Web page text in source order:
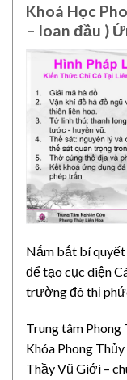
Khoá Học
– loan đầu )
Nắm bắt bí quyết
để tạo cục diện
trường đô thị
Trung tâm Phong
Khóa Phong
Thầy Vũ Giới –